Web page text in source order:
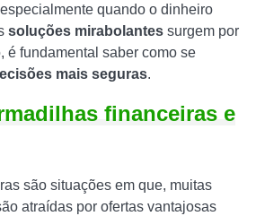
quando o dinheiro
soluções mirabolantes surgem por
é fundamental saber como se
mais seguras.
financeiras e
são situações em que, muitas
atraídas por ofertas vantajosas